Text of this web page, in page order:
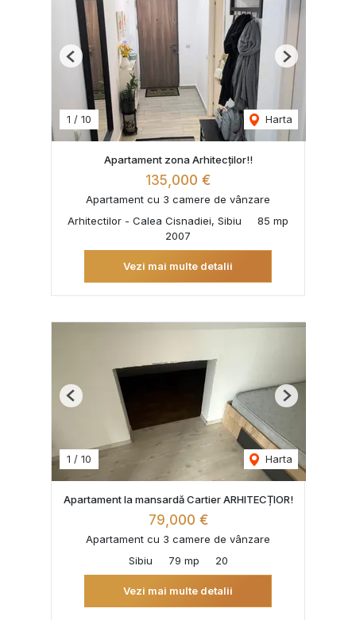
1 / 10 Harta
Previous Next
Apartament zona Arhitecților!!
135,000 €
Apartament cu 3 camere de vânzare
Arhitectilor - Calea Cisnadiei, Sibiu
85 mp
2007
Vezi mai multe detalii
1 / 10 Harta
Previous Next
Apartament la mansardă Cartier ARHITECȚIOR!
79,000 €
Apartament cu 3 camere de vânzare
Sibiu
79 mp 20
Vezi mai multe detalii